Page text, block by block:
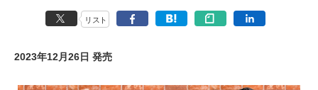
リスト
2023年12月26日 発売